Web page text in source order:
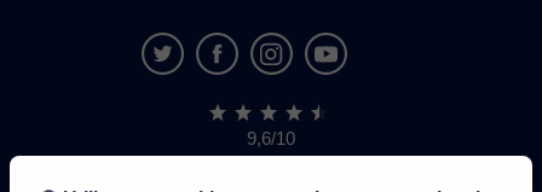
9,6/10
1.339.284
de